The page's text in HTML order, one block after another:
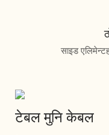
साइड
टेबल मुनि केबल